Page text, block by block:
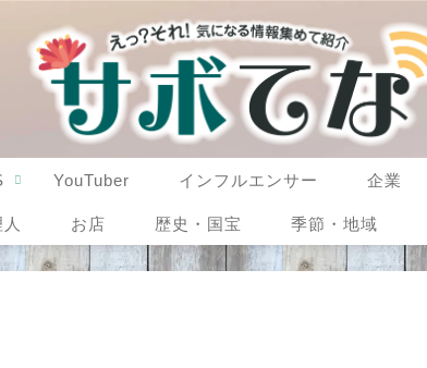
YouTuber インフルエンサー 企業
お店 歴史・国宝 季節・地域